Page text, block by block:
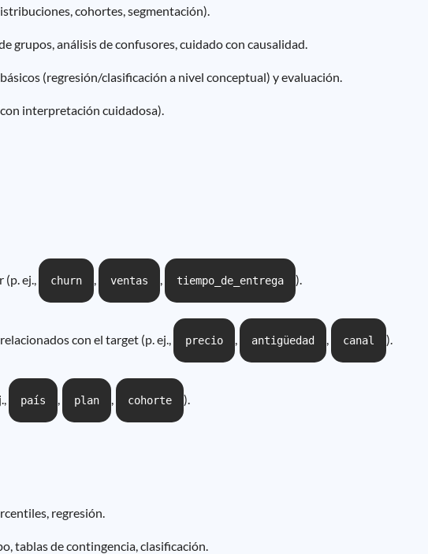
cohortes, segmentación).
grupos, análisis de confusores, cuidado con causalidad.
(regresión/clasificación a nivel conceptual) y evaluación.
interpretación cuidadosa).
(p. ej., churn , ventas , tiempo_de_entrega ).
con el target (p. ej., precio , antigüedad , canal ).
país , plan , cohorte ).
regresión.
tablas de contingencia, clasificación.